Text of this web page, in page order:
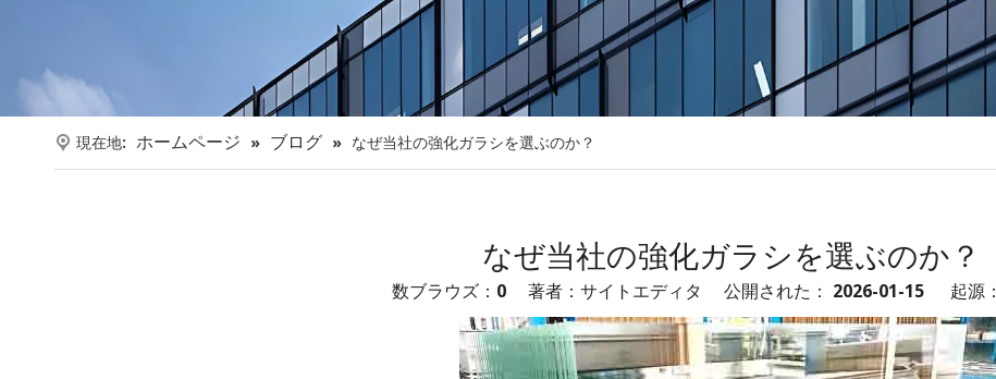
現在地: ホームページ » ブログ » なぜ当社の強化ガラシを選ぶのか？
なぜ当社の強化ガラシを選ぶのか？
数ブラウズ： 0著者：サイトエディタ 公開された： 2026-01-15 起源：